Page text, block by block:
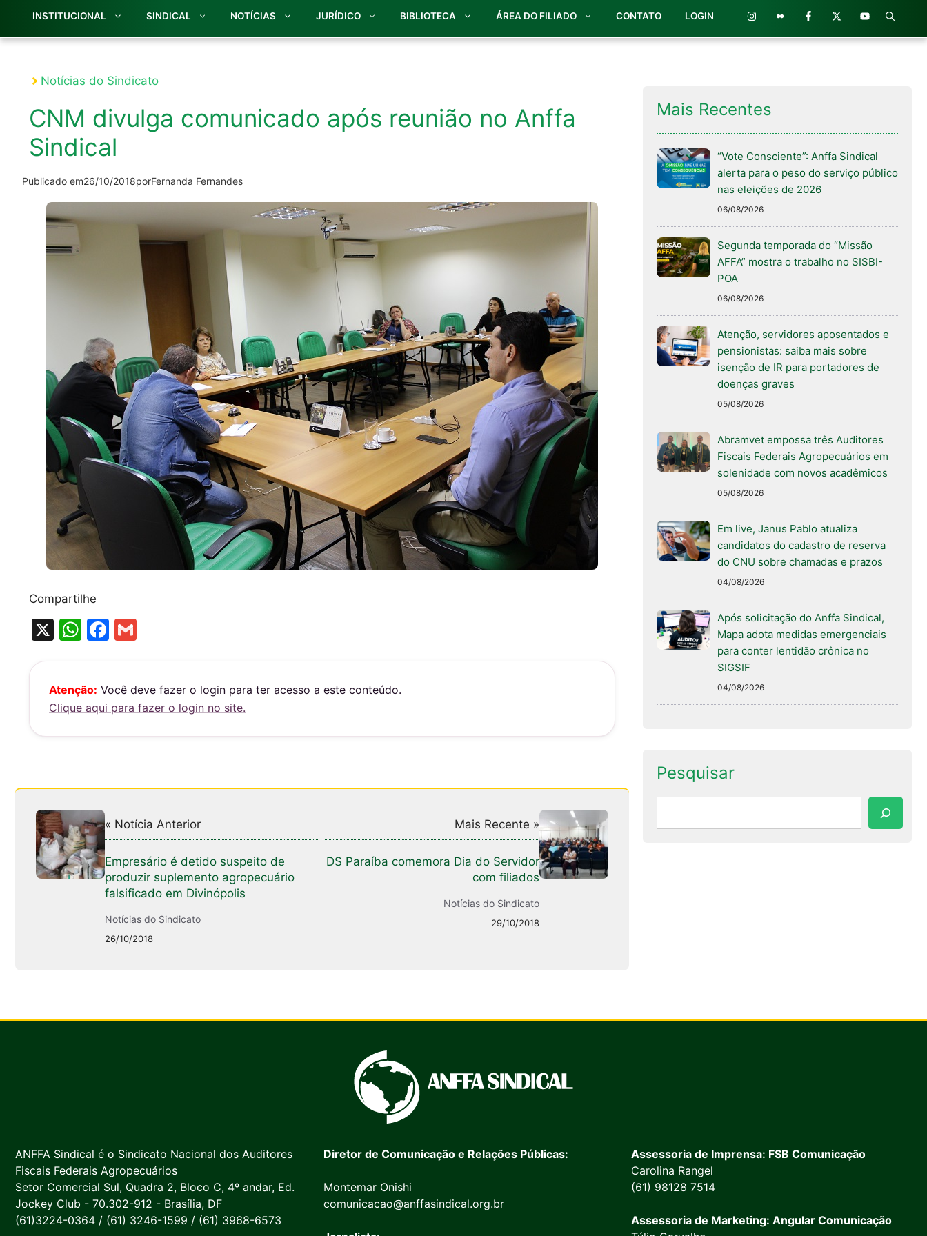
INSTITUCIONAL SINDICAL NOTÍCIAS JURÍDICO BIBLIOTECA ÁREA DO FILIADO CONTATO LOGIN
Notícias do Sindicato
CNM divulga comunicado após reunião no Anffa
Sindical
Publicado em26/10/2018porFernanda Fernandes
Compartilhe
X
W
s
A
p
F
e
b
o
k
l
Atenção: Você deve fazer o login para ter acesso a este conteúdo.
Clique aqui para fazer o login no site.
« Notícia Anterior
Empresário é detido suspeito de
produzir suplemento agropecuário
falsificado em Divinópolis
Notícias do Sindicato
26/10/2018
Mais Recente »
DS Paraíba comemora Dia do Servidor
com filiados
Notícias do Sindicato
29/10/2018
Mais Recentes
“Vote Consciente”: Anffa Sindical
alerta para o peso do serviço público
nas eleições de 2026
06/08/2026
Segunda temporada do “Missão
AFFA” mostra o trabalho no SISBI-
POA
06/08/2026
Atenção, servidores aposentados e
pensionistas: saiba mais sobre
isenção de IR para portadores de
doenças graves
05/08/2026
Abramvet empossa três Auditores
Fiscais Federais Agropecuários em
solenidade com novos acadêmicos
05/08/2026
Em live, Janus Pablo atualiza
candidatos do cadastro de reserva
do CNU sobre chamadas e prazos
04/08/2026
Após solicitação do Anffa Sindical,
Mapa adota medidas emergenciais
para conter lentidão crônica no
SIGSIF
04/08/2026
Pesquisar
ANFFA Sindical é o Sindicato Nacional dos Auditores
Fiscais Federais Agropecuários
Setor Comercial Sul, Quadra 2, Bloco C, 4º andar, Ed.
Jockey Club - 70.302-912 - Brasília, DF
(61)3224-0364 / (61) 3246-1599 / (61) 3968-6573
Diretor de Comunicação e Relações Públicas:
Montemar Onishi
comunicacao@anffasindical.org.br
Assessoria de Imprensa: FSB Comunicação
Carolina Rangel
(61) 98128 7514
Assessoria de Marketing: Angular Comunicação